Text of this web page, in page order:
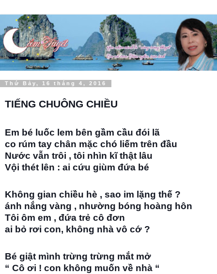
Thứ Bảy, 16 tháng 4, 2016
TIẾNG CHUÔNG CHIỀU
Em bé luốc lem bên gầm cầu đói lã
co rúm tay chân mặc chó liếm trên đầu
Nước vẫn trôi , tôi nhìn kĩ thật lâu
Vội thét lên : ai cứu giùm đứa bé
Không gian chiều hè , sao im lặng thế ?
ánh nắng vàng , nhường bóng hoàng hôn
Tôi ôm em , đứa trẻ cô đơn
ai bỏ rơi con, không nhà vô cớ ?
Bé giật mình trừng trừng mắt mở
“ Cô ơi ! con không muốn về nhà “